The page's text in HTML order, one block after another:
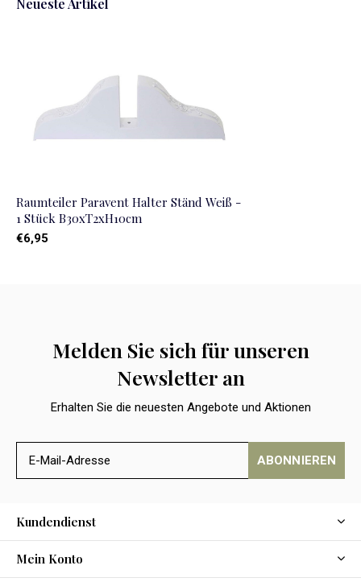
Neueste Artikel
Raumteiler Paravent Halter Ständ Weiß -
1 Stück B30xT2xH10cm
€6,95
Melden Sie sich für unseren
Newsletter an
Erhalten Sie die neuesten Angebote und Aktionen
ABONNIEREN
Kundendienst
Mein Konto